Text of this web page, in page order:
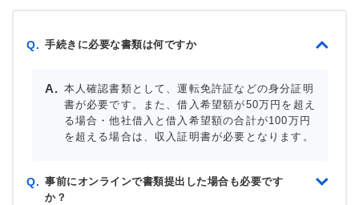
Q. 手続きに必要な書類は何ですか
本人確認書類として、運転免許証などの身分証明
書が必要です。また、借入希望額が50万円を超え
る場合・他社借入と借入希望額の合計が100万円
を超える場合は、収入証明書が必要となります。
Q. 事前にオンラインで書類提出した場合も必要です
か？